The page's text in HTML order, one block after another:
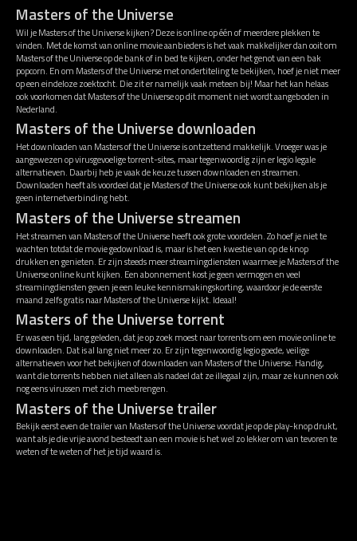
Masters of the Universe
Wil je Masters of the Universe kijken? Deze is online op één of meerdere plekken te
vinden. Met de komst van online movie aanbieders is het vaak makkelijker dan ooit om
Masters of the Universe op de bank of in bed te kijken, onder het genot van een bak
popcorn. En om Masters of the Universe met ondertiteling te bekijken, hoef je niet meer
op een eindeloze zoektocht. Die zit er namelijk vaak meteen bij! Maar het kan helaas
ook voorkomen dat Masters of the Universe op dit moment niet wordt aangeboden in
Nederland.
Masters of the Universe downloaden
Het downloaden van Masters of the Universe is ontzettend makkelijk. Vroeger was je
aangewezen op virusgevoelige torrent-sites, maar tegenwoordig zijn er legio legale
alternatieven. Daarbij heb je vaak de keuze tussen downloaden en streamen.
Downloaden heeft als voordeel dat je Masters of the Universe ook kunt bekijken als je
geen internetverbinding hebt.
Masters of the Universe streamen
Het streamen van Masters of the Universe heeft ook grote voordelen. Zo hoef je niet te
wachten totdat de movie gedownload is, maar is het een kwestie van op de knop
drukken en genieten. Er zijn steeds meer streamingdiensten waarmee je Masters of the
Universe online kunt kijken. Een abonnement kost je geen vermogen en veel
streamingdiensten geven je een leuke kennismakingskorting, waardoor je de eerste
maand zelfs gratis naar Masters of the Universe kijkt. Ideaal!
Masters of the Universe torrent
Er was een tijd, lang geleden, dat je op zoek moest naar torrents om een movie online te
downloaden. Dat is al lang niet meer zo. Er zijn tegenwoordig legio goede, veilige
alternatieven voor het bekijken of downloaden van Masters of the Universe. Handig,
want die torrents hebben niet alleen als nadeel dat ze illegaal zijn, maar ze kunnen ook
nog eens virussen met zich meebrengen.
Masters of the Universe trailer
Bekijk eerst even de trailer van Masters of the Universe voordat je op de play-knop drukt,
want als je die vrije avond besteedt aan een movie is het wel zo lekker om van tevoren te
weten of te weten of het je tijd waard is.